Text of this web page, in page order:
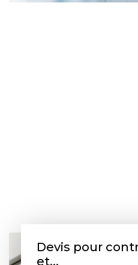
Devis pour
et...